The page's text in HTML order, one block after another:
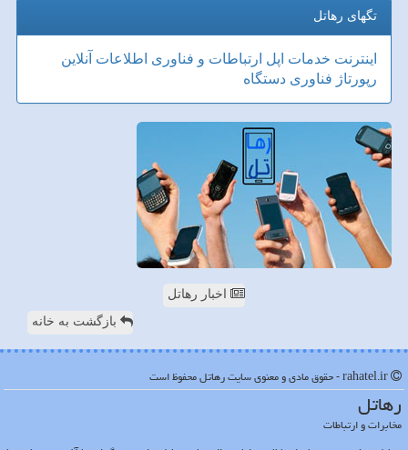
تگهای رهاتل
اینترنت خدمات اپل ارتباطات و فناوری اطلاعات آنلاین
رپورتاژ فناوری دستگاه
اخبار رهاتل
بازگشت به خانه
رهاتل
مخابرات و ارتباطات